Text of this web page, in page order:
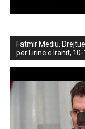
Fatmir Mediu,
për Lirinë e Iranit, 10-